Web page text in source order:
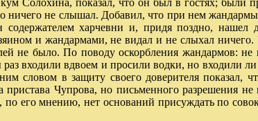
ничего не слышал. Добавил, что при нем
харчевни и, придя поздно, нашел
и жандармами, не видал и не слыхал
не было. По поводу оскорбления жандармов:
входили вдвоем и просили водки, но входили
словом в защиту своего доверителя показал,
Чупрова, но письменного разрешения
по его мнению, нет оснований присуждать по